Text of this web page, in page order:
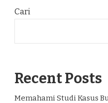
Cari
Recent Posts
Memahami Studi Kasus